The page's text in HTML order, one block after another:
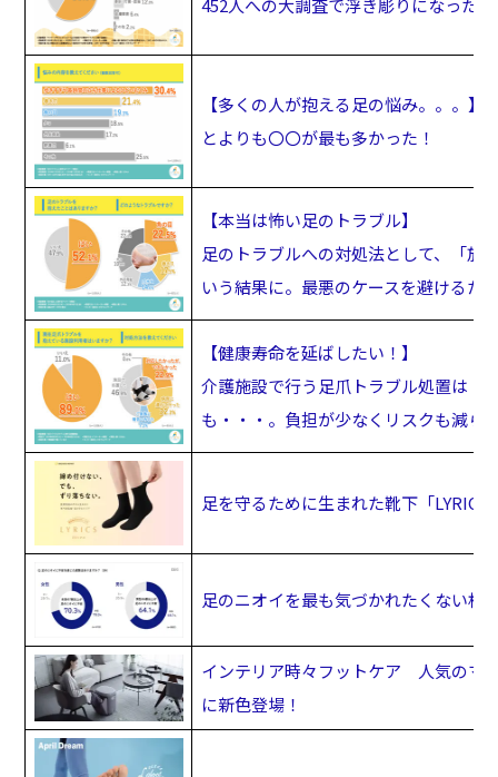
【多くの人が抱える足の悩み。。。
とよりも〇〇が最も多かった！
【本当は怖い足のトラブル】
足のトラブルへの対処法として、「放
いう結果に。最悪のケースを避けるた
【健康寿命を延ばしたい！】
介護施設で行う足爪トラブル処置は「
も・・・。負担が少なくリスクも減ら
足を守るために生まれた靴下「
足のニオイを最も気づかれたくない相
インテリア時々フットケア 人気のマ
に新色登場！